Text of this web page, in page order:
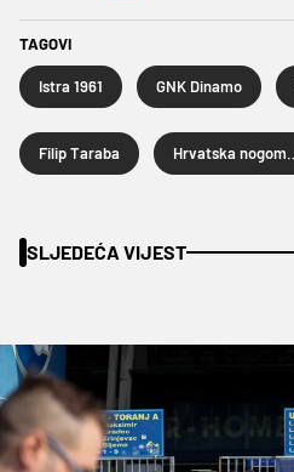
TAGOVI
Istra 1961 GNK Dinamo
Filip Taraba
SLJEDEĆA VIJEST